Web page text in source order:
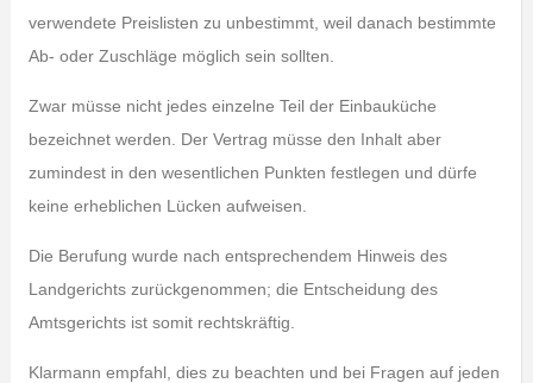
verwendete Preislisten zu unbestimmt, weil danach bestimmte
Ab- oder Zuschläge möglich sein sollten.
Zwar müsse nicht jedes einzelne Teil der Einbauküche
bezeichnet werden. Der Vertrag müsse den Inhalt aber
zumindest in den wesentlichen Punkten festlegen und dürfe
keine erheblichen Lücken aufweisen.
Die Berufung wurde nach entsprechendem Hinweis des
Landgerichts zurückgenommen; die Entscheidung des
Amtsgerichts ist somit rechtskräftig.
Klarmann empfahl, dies zu beachten und bei Fragen auf jeden